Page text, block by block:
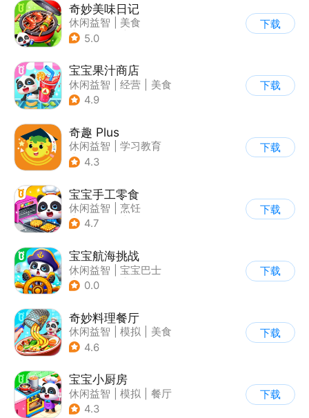
奇妙美味日记
休闲益智
美食
| 宝宝巴士
5.0
下载
宝宝果汁商店
休闲益智 经营
美食
| 宝宝巴士
4.9
下载
奇趣 Plus
休闲益智
学习教育
| 儿童游戏
4.3
下载
宝宝手工零食
休闲益智
烹饪
| 宝宝巴士
4.7
下载
宝宝航海挑战
休闲益智
宝宝巴士
| 学习教育
0.0
下载
奇妙料理餐厅
休闲益智 模拟
美食
| 宝宝巴士
4.6
下载
宝宝小厨房
休闲益智 模拟
餐厅
| 宝宝巴士
4.3
下载